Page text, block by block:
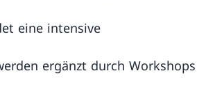
eine intensive
ergänzt durch Workshops